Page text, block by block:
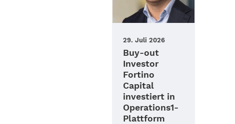
29. Juli 2026
Buy-out
Investor
Fortino
Capital
investiert in
Operations1-
Plattform